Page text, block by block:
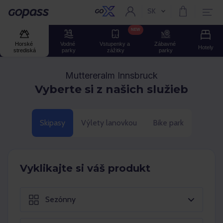
Gopass Aktuální jazyk:
SK
Horské
strediská
Vodné
parky
Vstupenky a
zážitky
NEW
Zábavné
parky
Hotely
Muttereralm Innsbruck
Vyberte si z našich služieb
Skipasy Výlety lanovkou Bike park
Vyklikajte si váš produkt
Sezónny